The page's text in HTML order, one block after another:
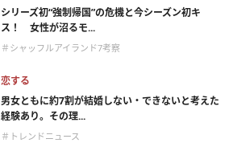
シリーズ初“強制帰国”の危機と今シーズン初キ
ス！ 女性が沼るモ...
＃シャッフルアイランド7考察
恋する
男女ともに約7割が結婚しない・できないと考えた
経験あり。その理...
＃トレンドニュース